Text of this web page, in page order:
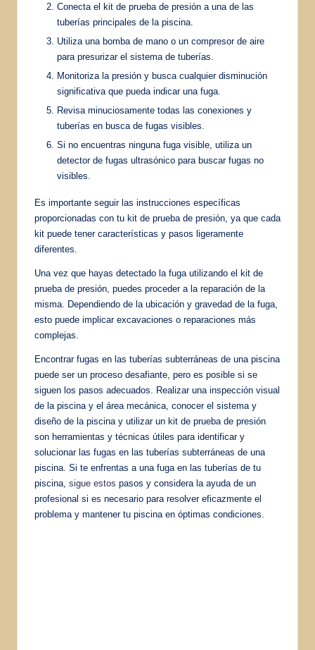
Conecta el kit de prueba de presión a una de las
tuberías principales de la piscina.
Utiliza una bomba de mano o un compresor de aire
para presurizar el sistema de tuberías.
Monitoriza la presión y busca cualquier disminución
significativa que pueda indicar una fuga.
Revisa minuciosamente todas las conexiones y
tuberías en busca de fugas visibles.
Si no encuentras ninguna fuga visible, utiliza un
detector de fugas ultrasónico para buscar fugas no
visibles.
Es importante seguir las instrucciones específicas
proporcionadas con tu kit de prueba de presión, ya que cada
kit puede tener características y pasos ligeramente
diferentes.
Una vez que hayas detectado la fuga utilizando el kit de
prueba de presión, puedes proceder a la reparación de la
misma. Dependiendo de la ubicación y gravedad de la fuga,
esto puede implicar excavaciones o reparaciones más
complejas.
Encontrar fugas en las tuberías subterráneas de una piscina
puede ser un proceso desafiante, pero es posible si se
siguen los pasos adecuados. Realizar una inspección visual
de la piscina y el área mecánica, conocer el sistema y
diseño de la piscina y utilizar un kit de prueba de presión
son herramientas y técnicas útiles para identificar y
solucionar las fugas en las tuberías subterráneas de una
piscina. Si te enfrentas a una fuga en las tuberías de tu
piscina, sigue estos pasos y considera la ayuda de un
profesional si es necesario para resolver eficazmente el
problema y mantener tu piscina en óptimas condiciones.